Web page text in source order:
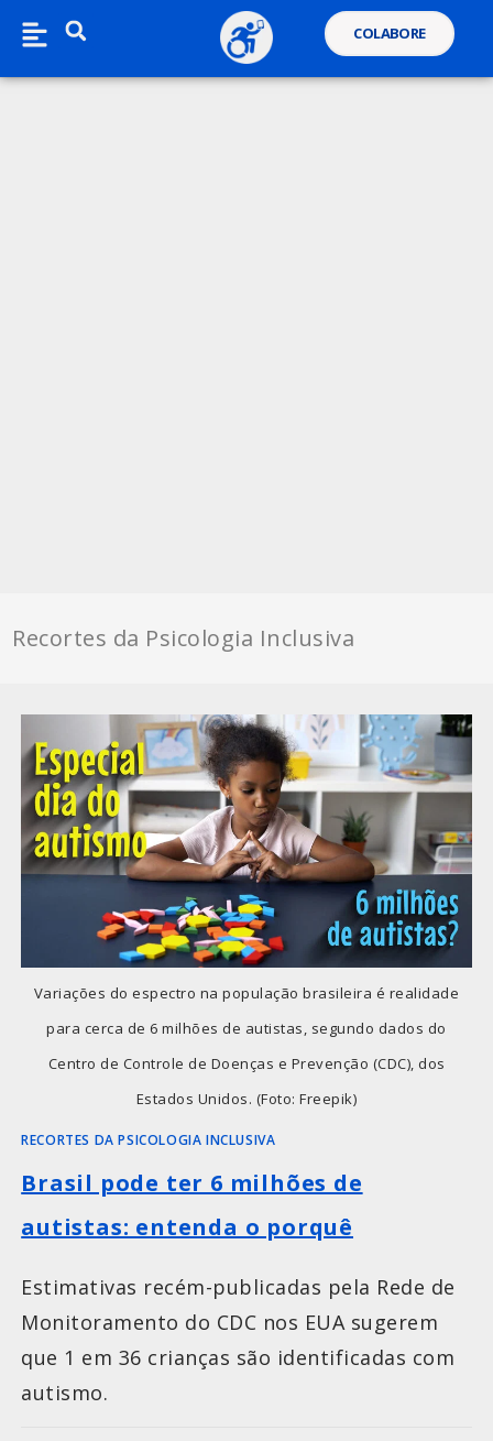
COLABORE
Recortes da Psicologia Inclusiva
Variações do espectro na população brasileira é realidade
para cerca de 6 milhões de autistas, segundo dados do
Centro de Controle de Doenças e Prevenção (CDC), dos
Estados Unidos. (Foto: Freepik)
RECORTES DA PSICOLOGIA INCLUSIVA
Brasil pode ter 6 milhões de
autistas: entenda o porquê
Estimativas recém-publicadas pela Rede de
Monitoramento do CDC nos EUA sugerem
que 1 em 36 crianças são identificadas com
autismo.